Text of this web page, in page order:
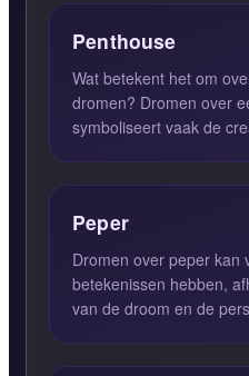
Penthouse
Wat betekent het om
dromen? Dromen over
symboliseert vaak de
Peper
Dromen over peper kan
betekenissen hebben,
van de droom en de